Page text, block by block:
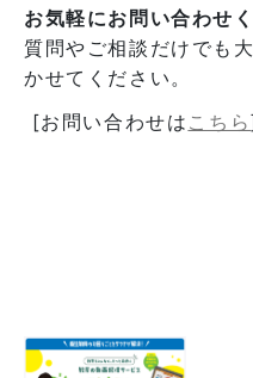
お気軽にお問い合わせ
質問やご相談だけでも
かせてください。
[お問い合わせは こちら